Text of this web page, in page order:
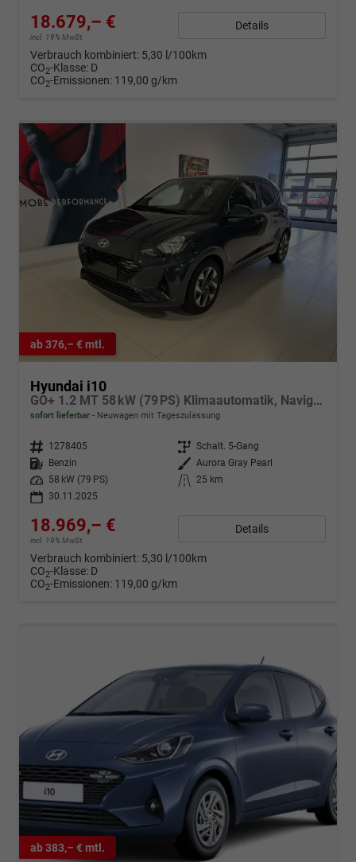
18.679,– €
incl. 19% MwSt.
Details
Verbrauch kombiniert: 5,30 l/100km
CO2-Klasse: D
CO2-Emissionen: 119,00 g/km
ab 376,– € mtl.
Hyundai i10
GO+ 1.2 MT 58 kW (79 PS) Klimaautomatik, Navigationssystem, Apple CarPlay & Android Auto, Sitzheizung, Lenkradheizung, Einparkhilfe hinten, Rückfahrkamera, Privacy Glass, 15" Leichtmetallfelgen, uvm.
sofort lieferbar Neuwagen mit Tageszulassung
Fahrzeugnr. 1278405 Getriebe Schalt. 5-Gang
Kraftstoff
Benzin Außenfarbe Aurora Gray Pearl
Leistung
58 kW (79 PS) Kilometerstand
25 km
30.11.2025
18.969,– €
incl. 19% MwSt.
Details
Verbrauch kombiniert: 5,30 l/100km
CO2-Klasse: D
CO2-Emissionen: 119,00 g/km
ab 383,– € mtl.